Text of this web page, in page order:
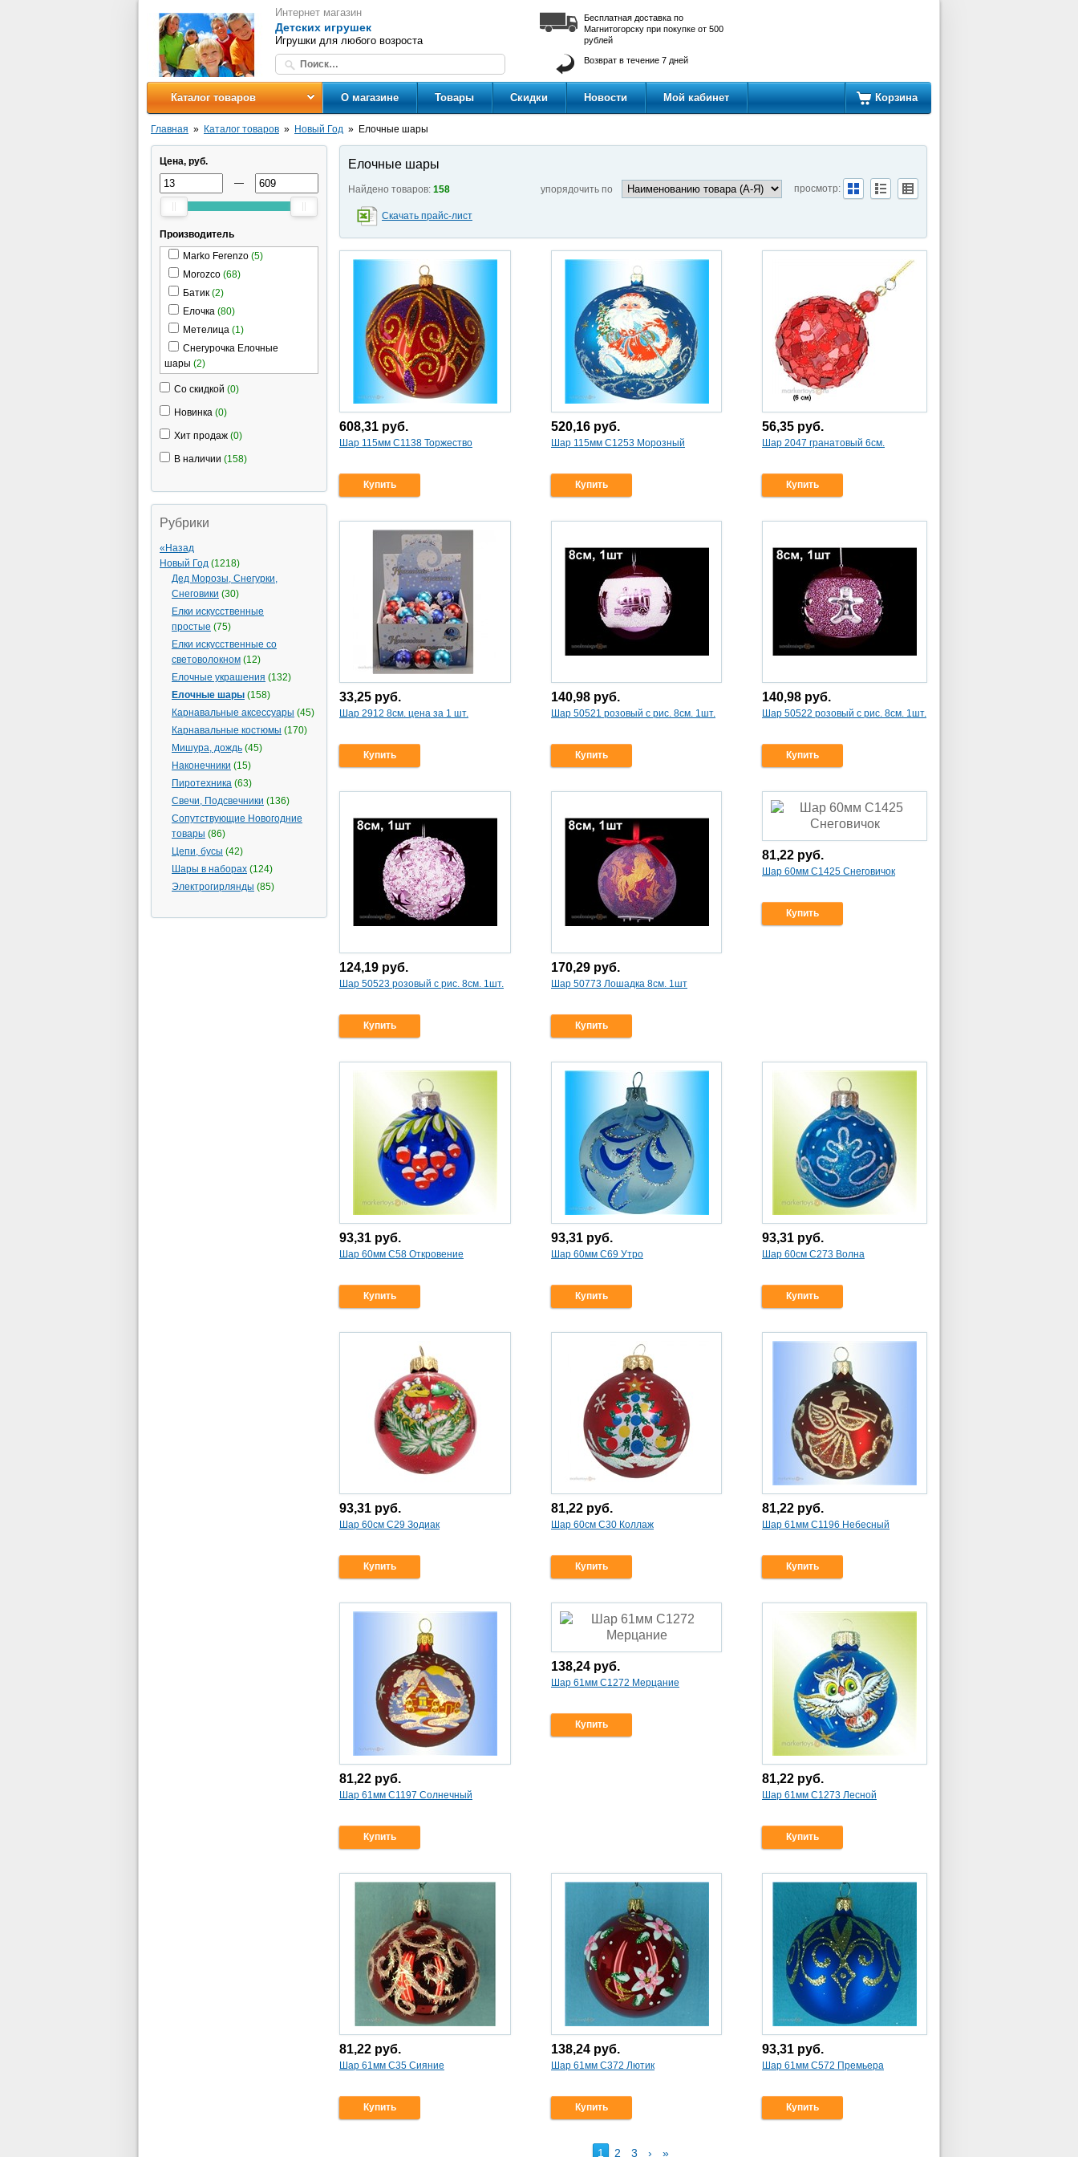
Интернет магазин
Детских игрушек
Игрушки для любого возроста
Бесплатная доставка по
Магнитогорску при покупке от 500
рублей
Возврат в течение 7 дней
Каталог товаров Корзина
О магазине Товары Скидки Новости Мой кабинет
Главная Каталог товаров Новый Год Елочные шары
Цена, руб.
—
Производитель
Marko Ferenzo (5)
Morozco (68)
Батик (2)
Елочка (80)
Метелица (1)
Снегурочка Елочные
шары (2)
Со скидкой (0)
Новинка (0)
Хит продаж (0)
В наличии (158)
Рубрики
«Назад
Новый Год (1218)
Дед Морозы, Снегурки,
Снеговики (30)
Елки искусственные
простые (75)
Елки искусственные со
световолокном (12)
Елочные украшения (132)
Елочные шары (158)
Карнавальные аксессуары (45)
Карнавальные костюмы (170)
Мишура, дождь (45)
Наконечники (15)
Пиротехника (63)
Свечи, Подсвечники (136)
Сопутствующие Новогодние
товары (86)
Цепи, бусы (42)
Шары в наборах (124)
Электрогирлянды (85)
Елочные шары
Найдено товаров: 158 упорядочить по просмотр:
Скачать прайс-лист
608,31 руб.
Шар 115мм С1138 Торжество
Купить
520,16 руб.
Шар 115мм С1253 Морозный
Купить
56,35 руб.
Шар 2047 гранатовый 6см.
Купить
33,25 руб.
Шар 2912 8см. цена за 1 шт.
Купить
140,98 руб.
Шар 50521 розовый с рис. 8см. 1шт.
Купить
140,98 руб.
Шар 50522 розовый с рис. 8см. 1шт.
Купить
124,19 руб.
Шар 50523 розовый с рис. 8см. 1шт.
Купить
170,29 руб.
Шар 50773 Лошадка 8см. 1шт
Купить
81,22 руб.
Шар 60мм С1425 Снеговичок
Купить
93,31 руб.
Шар 60мм С58 Откровение
Купить
93,31 руб.
Шар 60мм С69 Утро
Купить
93,31 руб.
Шар 60см С273 Волна
Купить
93,31 руб.
Шар 60см С29 Зодиак
Купить
81,22 руб.
Шар 60см С30 Коллаж
Купить
81,22 руб.
Шар 61мм С1196 Небесный
Купить
81,22 руб.
Шар 61мм С1197 Солнечный
Купить
138,24 руб.
Шар 61мм С1272 Мерцание
Купить
81,22 руб.
Шар 61мм С1273 Лесной
Купить
81,22 руб.
Шар 61мм С35 Сияние
Купить
138,24 руб.
Шар 61мм С372 Лютик
Купить
93,31 руб.
Шар 61мм С572 Премьера
Купить
1 2 3 › »